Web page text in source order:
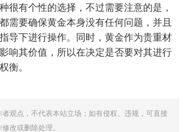
很有个性的选择，不过需要注意的是，
需要确保黄金本身没有任何问题，并且
导下进行操作。同时，黄金作为贵重材
响其价值，所以在决定是否要对其进行
衡。
观点，不代表本站立场；如有侵权、违规，可直接
改或删除处理。